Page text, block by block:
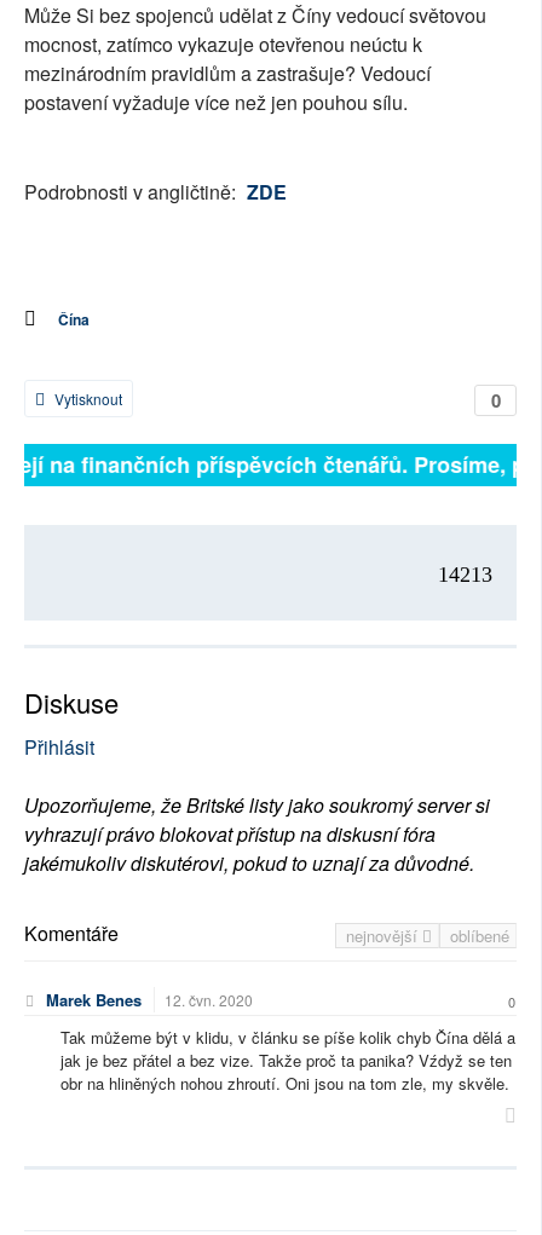
Může Si bez spojenců udělat z Číny vedoucí světovou
mocnost, zatímco vykazuje otevřenou neúctu k
mezinárodním pravidlům a zastrašuje? Vedoucí
postavení vyžaduje více než jen pouhou sílu.
Podrobnosti v angličtině: ZDE
Čína
0
Vytisknout
na finančních příspěvcích čtenářů. Prosíme,
14213
Diskuse
Přihlásit
Upozorňujeme, že Britské listy jako soukromý server si
vyhrazují právo blokovat přístup na diskusní fóra
jakémukoliv diskutérovi, pokud to uznají za důvodné.
nejnovější oblíbené
Komentáře
Marek Benes 12. čvn. 2020 0
Tak můžeme být v klidu, v článku se píše kolik chyb Čína dělá a
jak je bez přátel a bez vize. Takže proč ta panika? Vźdyž se ten
obr na hliněných nohou zhroutí. Oni jsou na tom zle, my skvěle.